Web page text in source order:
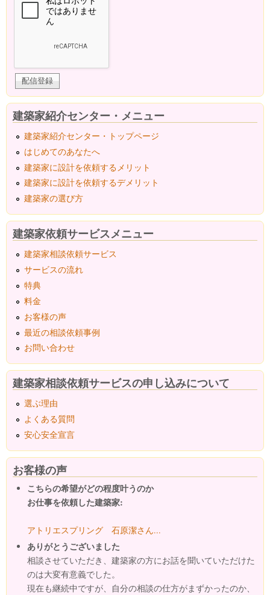
建築家紹介センター・メニュー
建築家紹介センター・トップページ
はじめてのあなたへ
建築家に設計を依頼するメリット
建築家に設計を依頼するデメリット
建築家の選び方
建築家依頼サービスメニュー
建築家相談依頼サービス
サービスの流れ
特典
料金
お客様の声
最近の相談依頼事例
お問い合わせ
建築家相談依頼サービスの申し込みについて
選ぶ理由
よくある質問
安心安全宣言
お客様の声
こちらの希望がどの程度叶うのか
お仕事を依頼した建築家:
アトリエスプリング 石原潔さん...
ありがとうございました
相談させていただき、建築家の方にお話を聞いていただけた
のは大変有意義でした。
現在も継続中ですが、自分の相談の仕方がまずかったのか、